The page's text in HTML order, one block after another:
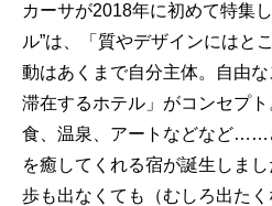
カーサが2018年に初めて特集
ル”は、「質やデザインにはと
動はあくまで自分主体。自由
滞在するホテル」がコンセプ
食、温泉、アートなどなど……
を癒してくれる宿が誕生しま
歩も出なくても（むしろ出た